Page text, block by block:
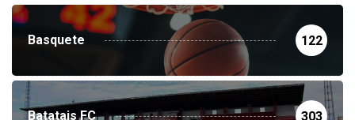
Basquete 122